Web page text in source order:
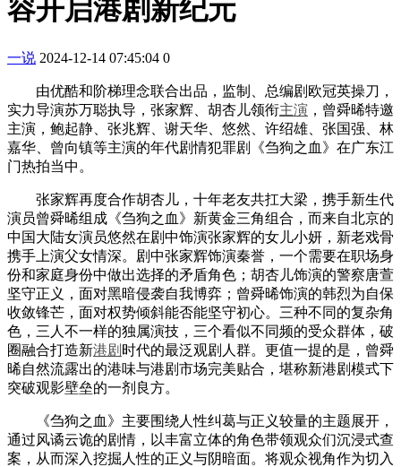
容开启港剧新纪元
一说 2024-12-14 07:45:04 0
由优酷和阶梯理念联合出品，监制、总编剧欧冠英操刀，
实力导演苏万聪执导，张家辉、胡杏儿领衔主演 ，曾舜晞特邀
主演，鲍起静、张兆辉、谢天华、悠然、许绍雄、张国强、林
嘉华、曾向镇等主演的年代剧情犯罪剧《刍狗之血》在广东江
门热拍当中。
张家辉再度合作胡杏儿，十年老友共扛大梁，携手新生代
演员曾舜晞组成《刍狗之血》新黄金三角组合，而来自北京的
中国大陆女演员悠然在剧中饰演张家辉的女儿小妍，新老戏骨
携手上演父女情深。剧中张家辉饰演秦誉，一个需要在职场身
份和家庭身份中做出选择的矛盾角色；胡杏儿饰演的警察唐萱
坚守正义，面对黑暗侵袭自我博弈；曾舜晞饰演的韩烈为自保
收敛锋芒，面对权势倾斜能否能坚守初心。三种不同的复杂角
色，三人不一样的独属演技，三个看似不同频的受众群体，破
圈融合打造新港剧 时代的最泛观剧人群。更值一提的是，曾舜
晞自然流露出的港味与港剧市场完美贴合，堪称新港剧模式下
突破观影壁垒的一剂良方。
《刍狗之血》主要围绕人性纠葛与正义较量的主题展开，
通过风谲云诡的剧情，以丰富立体的角色带领观众们沉浸式查
案，从而深入挖掘人性的正义与阴暗面。将观众视角作为切入